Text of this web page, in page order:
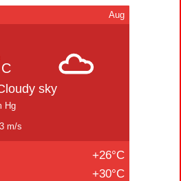
Aug
C
sky
Hg
m/s
+26°C
+30°C